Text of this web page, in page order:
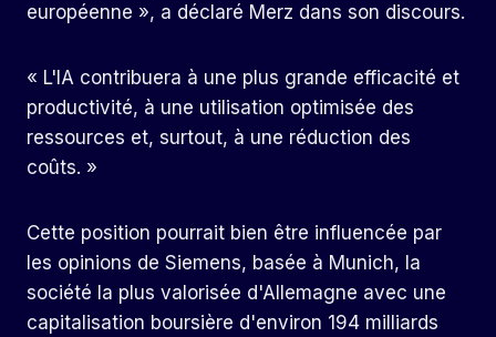
européenne », a déclaré Merz dans son discours.
« L'IA contribuera à une plus grande efficacité et
productivité, à une utilisation optimisée des
ressources et, surtout, à une réduction des
coûts. »
Cette position pourrait bien être influencée par
les opinions de Siemens, basée à Munich, la
société la plus valorisée d'Allemagne avec une
capitalisation boursière d'environ 194 milliards